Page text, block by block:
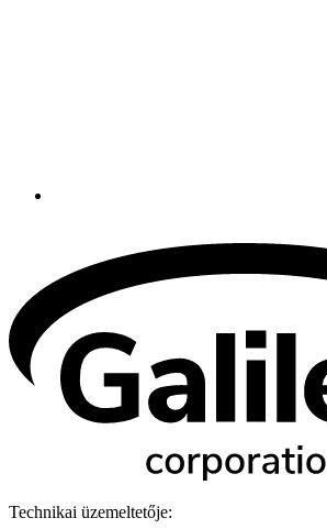
Technikai üzemeltetője: